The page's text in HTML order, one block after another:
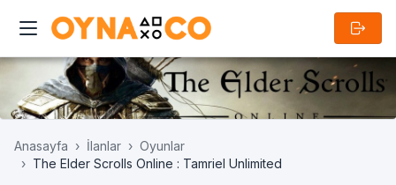
Anasayfa İlanlar
Oyunlar
The Elder Scrolls Online : Tamriel Unlimited